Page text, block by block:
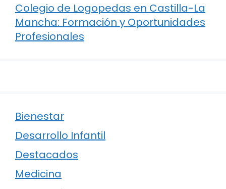
Colegio de Logopedas en Castilla-La
Mancha: Formación y Oportunidades
Profesionales
Bienestar
Desarrollo Infantil
Destacados
Medicina